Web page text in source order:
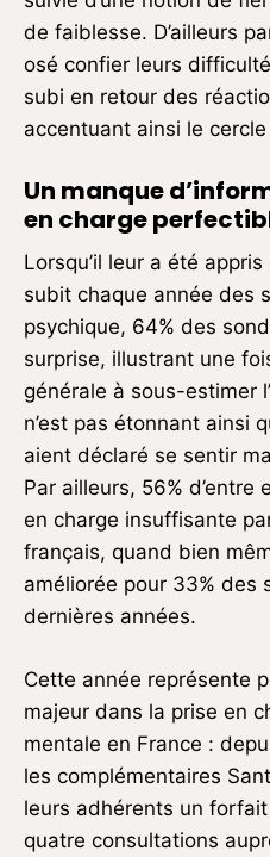
de faiblesse. D’ailleurs
osé confier leurs
subi en retour des
accentuant ainsi le
Un manque
en charge
Lorsqu’il leur a été appris
subit chaque année des
psychique, 64% des
surprise, illustrant une
générale à sous-estimer
n’est pas étonnant ainsi
aient déclaré se sentir
Par ailleurs, 56%
en charge insuffisante
français, quand bien
améliorée pour 33% des
dernières années.
Cette année représente
majeur dans la prise en
mentale en France :
les complémentaires
leurs adhérents un
quatre consultations